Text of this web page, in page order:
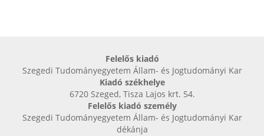
Felelős kiadó
Szegedi Tudományegyetem Állam- és Jogtudományi Kar
Kiadó székhelye
6720 Szeged, Tisza Lajos krt. 54.
Felelős kiadó személy
Szegedi Tudományegyetem Állam- és Jogtudományi Kar
dékánja